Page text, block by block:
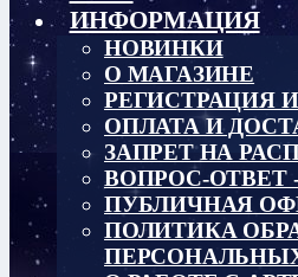
ИНФОРМАЦИЯ
НОВИНКИ
О МАГАЗИНЕ
РЕГИСТРАЦИЯ
ОПЛАТА И
ЗАПРЕТ НА
ВОПРОС-ОТВЕТ -
ПУБЛИЧНАЯ
ПОЛИТИКА